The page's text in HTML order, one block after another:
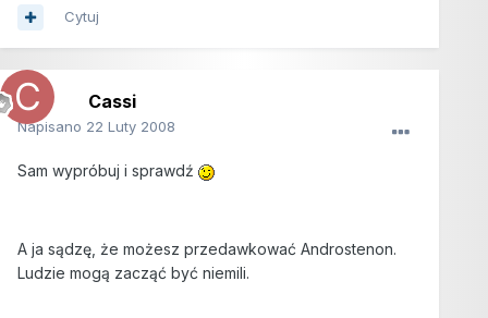
Cytuj
Cassi
Napisano 22 Luty 2008
Sam wypróbuj i sprawdź
A ja sądzę, że możesz przedawkować Androstenon.
Ludzie mogą zacząć być niemili.